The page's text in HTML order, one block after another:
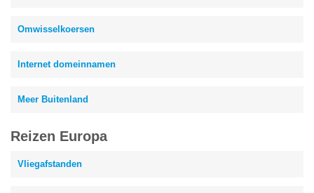
Omwisselkoersen
Internet domeinnamen
Meer Buitenland
Reizen Europa
Vliegafstanden